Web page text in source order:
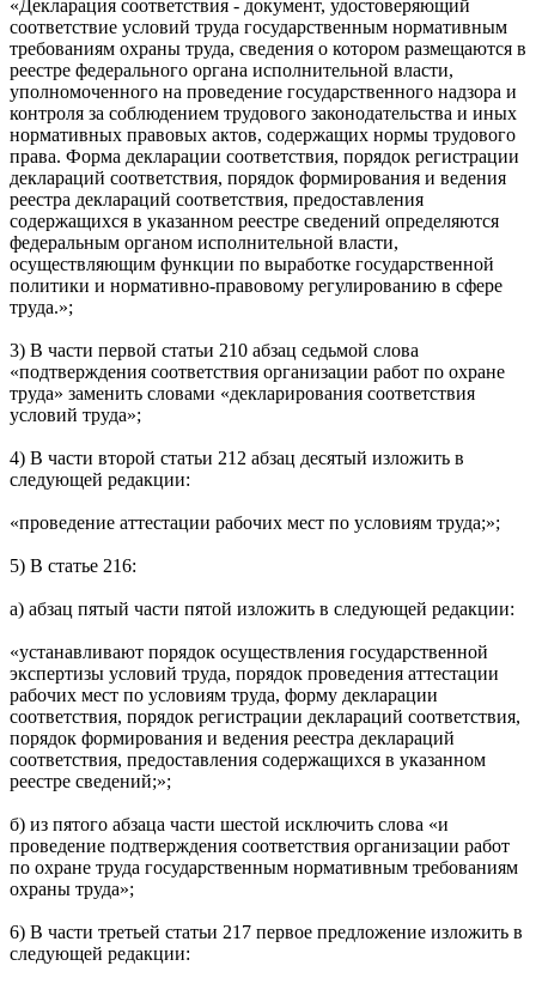
«Декларация соответствия - документ, удостоверяющий
соответствие условий труда государственным нормативным
требованиям охраны труда, сведения о котором размещаются в
реестре федерального органа исполнительной власти,
уполномоченного на проведение государственного надзора и
контроля за соблюдением трудового законодательства и иных
нормативных правовых актов, содержащих нормы трудового
права. Форма декларации соответствия, порядок регистрации
деклараций соответствия, порядок формирования и ведения
реестра деклараций соответствия, предоставления
содержащихся в указанном реестре сведений определяются
федеральным органом исполнительной власти,
осуществляющим функции по выработке государственной
политики и нормативно-правовому регулированию в сфере
труда.»;
3) В части первой статьи 210 абзац седьмой слова
«подтверждения соответствия организации работ по охране
труда» заменить словами «декларирования соответствия
условий труда»;
4) В части второй статьи 212 абзац десятый изложить в
следующей редакции:
«проведение аттестации рабочих мест по условиям труда;»;
5) В статье 216:
а) абзац пятый части пятой изложить в следующей редакции:
«устанавливают порядок осуществления государственной
экспертизы условий труда, порядок проведения аттестации
рабочих мест по условиям труда, форму декларации
соответствия, порядок регистрации деклараций соответствия,
порядок формирования и ведения реестра деклараций
соответствия, предоставления содержащихся в указанном
реестре сведений;»;
б) из пятого абзаца части шестой исключить слова «и
проведение подтверждения соответствия организации работ
по охране труда государственным нормативным требованиям
охраны труда»;
6) В части третьей статьи 217 первое предложение изложить в
следующей редакции: